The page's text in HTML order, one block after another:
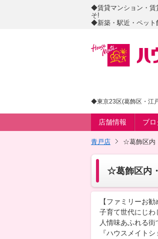
◆賃貸マンション・賃
そ!
◆新築・駅近・ペット
◆東京23区(葛飾区・江
店舗情報 ブ
青戸店 ☆葛飾区内
☆葛飾区内
【ファミリーお
子育て世代にじわ
人情味あふれる
『ハウスメイト